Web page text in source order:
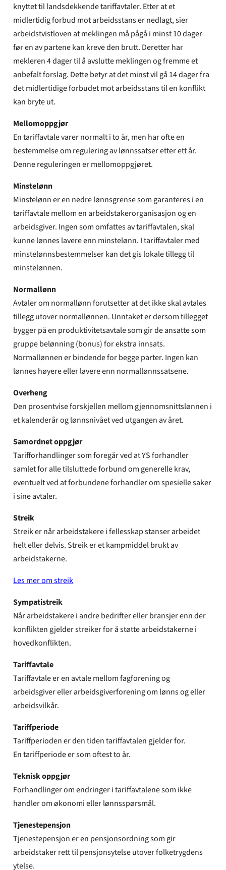
knyttet til landsdekkende tariffavtaler. Etter at et
midlertidig forbud mot arbeidsstans er nedlagt, sier
arbeidstvistloven at meklingen må pågå i minst 10 dager
før en av partene kan kreve den brutt. Deretter har
mekleren 4 dager til å avslutte meklingen og fremme et
anbefalt forslag. Dette betyr at det minst vil gå 14 dager fra
det midlertidige forbudet mot arbeidsstans til en konflikt
kan bryte ut.
Mellomoppgjør
En tariffavtale varer normalt i to år, men har ofte en
bestemmelse om regulering av lønnssatser etter ett år.
Denne reguleringen er mellomoppgjøret.
Minstelønn
Minstelønn er en nedre lønnsgrense som garanteres i en
tariffavtale mellom en arbeidstakerorganisasjon og en
arbeidsgiver. Ingen som omfattes av tariffavtalen, skal
kunne lønnes lavere enn minstelønn. I tariffavtaler med
minstelønnsbestemmelser kan det gis lokale tillegg til
minstelønnen.
Normallønn
Avtaler om normallønn forutsetter at det ikke skal avtales
tillegg utover normallønnen. Unntaket er dersom tillegget
bygger på en produktivitetsavtale som gir de ansatte som
gruppe belønning (bonus) for ekstra innsats.
Normallønnen er bindende for begge parter. Ingen kan
lønnes høyere eller lavere enn normallønnssatsene.
Overheng
Den prosentvise forskjellen mellom gjennomsnittslønnen i
et kalenderår og lønnsnivået ved utgangen av året.
Samordnet oppgjør
Tarifforhandlinger som foregår ved at YS forhandler
samlet for alle tilsluttede forbund om generelle krav,
eventuelt ved at forbundene forhandler om spesielle saker
i sine avtaler.
Streik
Streik er når arbeidstakere i fellesskap stanser arbeidet
helt eller delvis. Streik er et kampmiddel brukt av
arbeidstakerne.
Les mer om streik
Sympatistreik
Når arbeidstakere i andre bedrifter eller bransjer enn der
konflikten gjelder streiker for å støtte arbeidstakerne i
hovedkonflikten.
Tariffavtale
Tariffavtale er en avtale mellom fagforening og
arbeidsgiver eller arbeidsgiverforening om lønns og eller
arbeidsvilkår.
Tariffperiode
Tariffperioden er den tiden tariffavtalen gjelder for.
En tariffperiode er som oftest to år.
Teknisk oppgjør
Forhandlinger om endringer i tariffavtalene som ikke
handler om økonomi eller lønnsspørsmål.
Tjenestepensjon
Tjenestepensjon er en pensjonsordning som gir
arbeidstaker rett til pensjonsytelse utover folketrygdens
ytelse.